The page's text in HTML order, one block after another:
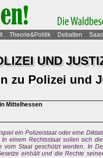
Theorie&Politik Debatten
UND
zu Polizei und
Mittelhessen
ein Polizeistaat oder eine
einem Rechtsstaat sollen sich
Staat geschützt werden. In
einhält und die Rechte